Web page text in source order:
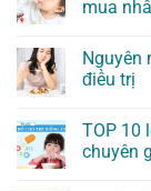
mua
Nguyên
điều trị
TOP 10
chuyên